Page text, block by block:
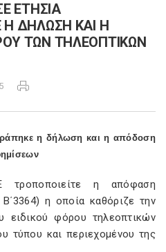
ΕΤΗΣΙΑ
ΔΗΛΩΣΗ ΚΑΙ Η
ΤΩΝ ΤΗΛΕΟΠΤΙΚΩΝ
η δήλωση και η απόδοση
η απόφαση
η οποία καθόριζε την
ειδικού φόρου τηλεοπτικών
τύπου και περιεχομένου της